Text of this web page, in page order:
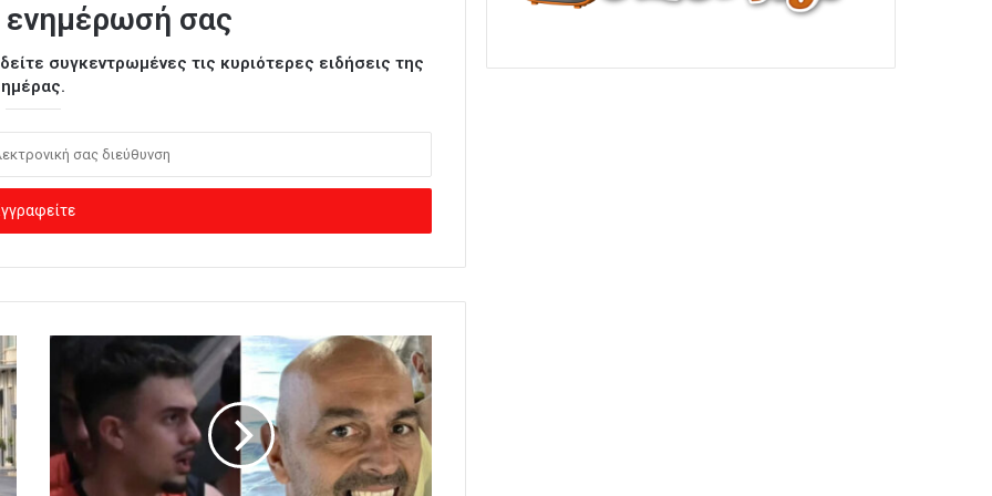
ενημέρωσή σας
συγκεντρωμένες τις κυριότερες ειδήσεις της
ημέρας.